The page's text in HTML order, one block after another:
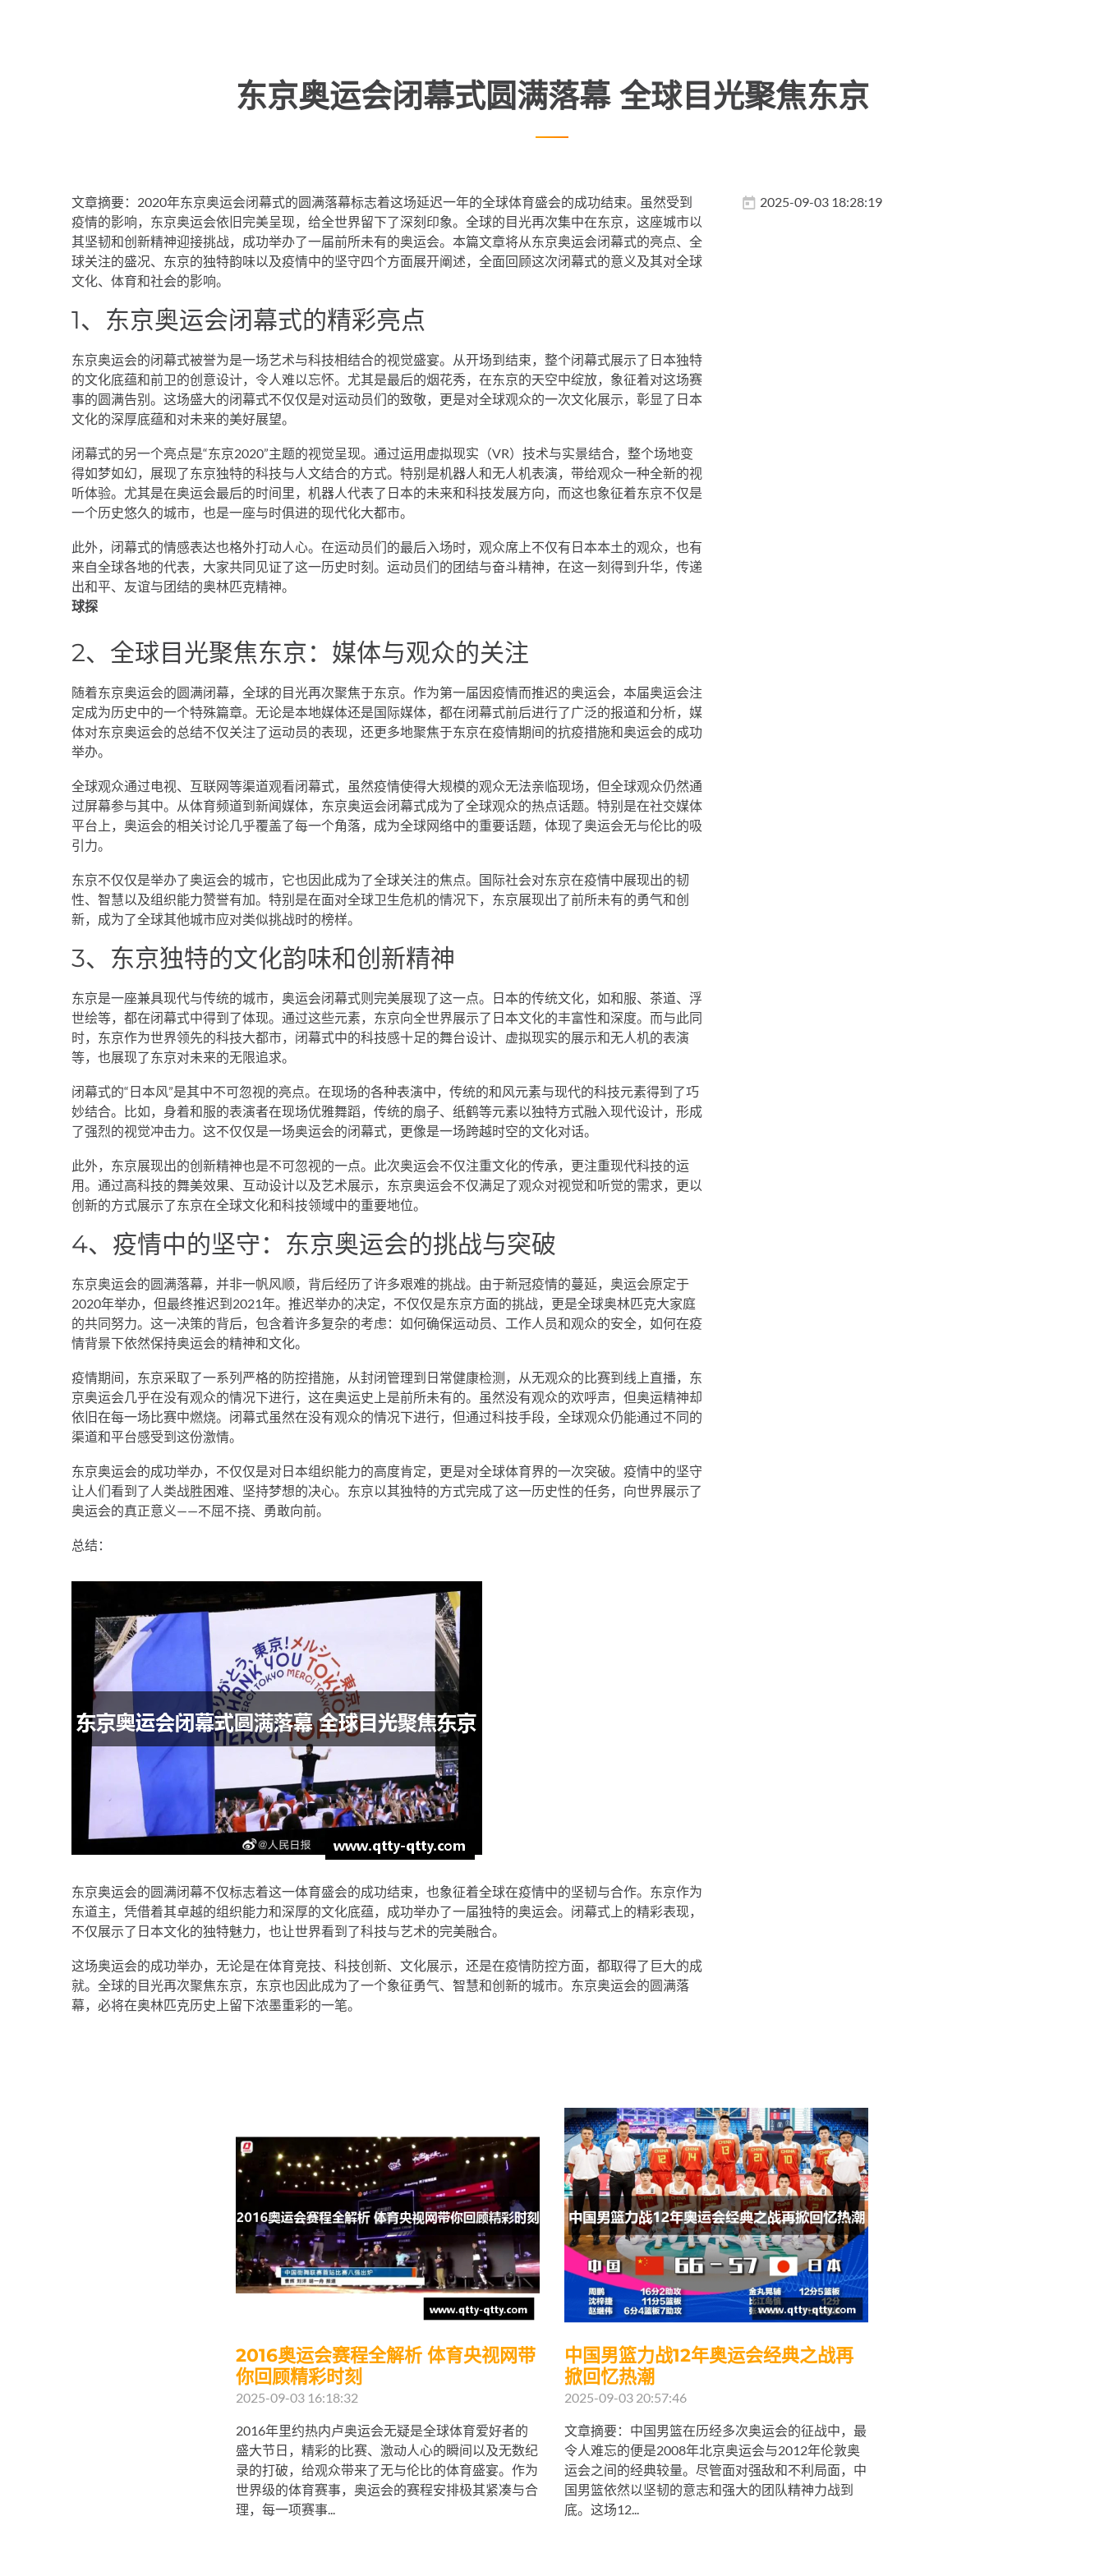
东京奥运会闭幕式圆满落幕 全球目光聚焦东京
文章摘要：2020年东京奥运会闭幕式的圆满落幕标志着这场延迟一年的全球体育盛会的成功结束。虽然受到
疫情的影响，东京奥运会依旧完美呈现，给全世界留下了深刻印象。全球的目光再次集中在东京，这座城市以
其坚韧和创新精神迎接挑战，成功举办了一届前所未有的奥运会。本篇文章将从东京奥运会闭幕式的亮点、全
球关注的盛况、东京的独特韵味以及疫情中的坚守四个方面展开阐述，全面回顾这次闭幕式的意义及其对全球
文化、体育和社会的影响。
1、东京奥运会闭幕式的精彩亮点
东京奥运会的闭幕式被誉为是一场艺术与科技相结合的视觉盛宴。从开场到结束，整个闭幕式展示了日本独特
的文化底蕴和前卫的创意设计，令人难以忘怀。尤其是最后的烟花秀，在东京的天空中绽放，象征着对这场赛
事的圆满告别。这场盛大的闭幕式不仅仅是对运动员们的致敬，更是对全球观众的一次文化展示，彰显了日本
文化的深厚底蕴和对未来的美好展望。
闭幕式的另一个亮点是“东京2020”主题的视觉呈现。通过运用虚拟现实（VR）技术与实景结合，整个场地变
得如梦如幻，展现了东京独特的科技与人文结合的方式。特别是机器人和无人机表演，带给观众一种全新的视
听体验。尤其是在奥运会最后的时间里，机器人代表了日本的未来和科技发展方向，而这也象征着东京不仅是
一个历史悠久的城市，也是一座与时俱进的现代化大都市。
此外，闭幕式的情感表达也格外打动人心。在运动员们的最后入场时，观众席上不仅有日本本土的观众，也有
来自全球各地的代表，大家共同见证了这一历史时刻。运动员们的团结与奋斗精神，在这一刻得到升华，传递
出和平、友谊与团结的奥林匹克精神。
球探
2、全球目光聚焦东京：媒体与观众的关注
随着东京奥运会的圆满闭幕，全球的目光再次聚焦于东京。作为第一届因疫情而推迟的奥运会，本届奥运会注
定成为历史中的一个特殊篇章。无论是本地媒体还是国际媒体，都在闭幕式前后进行了广泛的报道和分析，媒
体对东京奥运会的总结不仅关注了运动员的表现，还更多地聚焦于东京在疫情期间的抗疫措施和奥运会的成功
举办。
全球观众通过电视、互联网等渠道观看闭幕式，虽然疫情使得大规模的观众无法亲临现场，但全球观众仍然通
过屏幕参与其中。从体育频道到新闻媒体，东京奥运会闭幕式成为了全球观众的热点话题。特别是在社交媒体
平台上，奥运会的相关讨论几乎覆盖了每一个角落，成为全球网络中的重要话题，体现了奥运会无与伦比的吸
引力。
东京不仅仅是举办了奥运会的城市，它也因此成为了全球关注的焦点。国际社会对东京在疫情中展现出的韧
性、智慧以及组织能力赞誉有加。特别是在面对全球卫生危机的情况下，东京展现出了前所未有的勇气和创
新，成为了全球其他城市应对类似挑战时的榜样。
3、东京独特的文化韵味和创新精神
东京是一座兼具现代与传统的城市，奥运会闭幕式则完美展现了这一点。日本的传统文化，如和服、茶道、浮
世绘等，都在闭幕式中得到了体现。通过这些元素，东京向全世界展示了日本文化的丰富性和深度。而与此同
时，东京作为世界领先的科技大都市，闭幕式中的科技感十足的舞台设计、虚拟现实的展示和无人机的表演
等，也展现了东京对未来的无限追求。
闭幕式的“日本风”是其中不可忽视的亮点。在现场的各种表演中，传统的和风元素与现代的科技元素得到了巧
妙结合。比如，身着和服的表演者在现场优雅舞蹈，传统的扇子、纸鹤等元素以独特方式融入现代设计，形成
了强烈的视觉冲击力。这不仅仅是一场奥运会的闭幕式，更像是一场跨越时空的文化对话。
此外，东京展现出的创新精神也是不可忽视的一点。此次奥运会不仅注重文化的传承，更注重现代科技的运
用。通过高科技的舞美效果、互动设计以及艺术展示，东京奥运会不仅满足了观众对视觉和听觉的需求，更以
创新的方式展示了东京在全球文化和科技领域中的重要地位。
4、疫情中的坚守：东京奥运会的挑战与突破
东京奥运会的圆满落幕，并非一帆风顺，背后经历了许多艰难的挑战。由于新冠疫情的蔓延，奥运会原定于
2020年举办，但最终推迟到2021年。推迟举办的决定，不仅仅是东京方面的挑战，更是全球奥林匹克大家庭
的共同努力。这一决策的背后，包含着许多复杂的考虑：如何确保运动员、工作人员和观众的安全，如何在疫
情背景下依然保持奥运会的精神和文化。
疫情期间，东京采取了一系列严格的防控措施，从封闭管理到日常健康检测，从无观众的比赛到线上直播，东
京奥运会几乎在没有观众的情况下进行，这在奥运史上是前所未有的。虽然没有观众的欢呼声，但奥运精神却
依旧在每一场比赛中燃烧。闭幕式虽然在没有观众的情况下进行，但通过科技手段，全球观众仍能通过不同的
渠道和平台感受到这份激情。
东京奥运会的成功举办，不仅仅是对日本组织能力的高度肯定，更是对全球体育界的一次突破。疫情中的坚守
让人们看到了人类战胜困难、坚持梦想的决心。东京以其独特的方式完成了这一历史性的任务，向世界展示了
奥运会的真正意义——不屈不挠、勇敢向前。
总结：
东京奥运会的圆满闭幕不仅标志着这一体育盛会的成功结束，也象征着全球在疫情中的坚韧与合作。东京作为
东道主，凭借着其卓越的组织能力和深厚的文化底蕴，成功举办了一届独特的奥运会。闭幕式上的精彩表现，
不仅展示了日本文化的独特魅力，也让世界看到了科技与艺术的完美融合。
这场奥运会的成功举办，无论是在体育竞技、科技创新、文化展示，还是在疫情防控方面，都取得了巨大的成
就。全球的目光再次聚焦东京，东京也因此成为了一个象征勇气、智慧和创新的城市。东京奥运会的圆满落
幕，必将在奥林匹克历史上留下浓墨重彩的一笔。
2025-09-03 18:28:19
2016奥运会赛程全解析 体育央视网带
你回顾精彩时刻
2025-09-03 16:18:32
2016年里约热内卢奥运会无疑是全球体育爱好者的
盛大节日，精彩的比赛、激动人心的瞬间以及无数纪
录的打破，给观众带来了无与伦比的体育盛宴。作为
世界级的体育赛事，奥运会的赛程安排极其紧凑与合
理，每一项赛事...
中国男篮力战12年奥运会经典之战再
掀回忆热潮
2025-09-03 20:57:46
文章摘要：中国男篮在历经多次奥运会的征战中，最
令人难忘的便是2008年北京奥运会与2012年伦敦奥
运会之间的经典较量。尽管面对强敌和不利局面，中
国男篮依然以坚韧的意志和强大的团队精神力战到
底。这场12...